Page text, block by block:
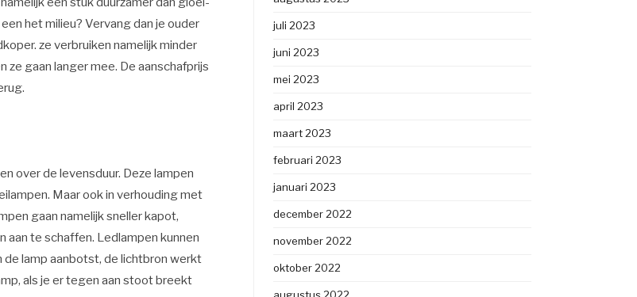
het milieu? Vervang dan je ouder
ze verbruiken namelijk minder
gaan langer mee. De aanschafprijs
over de levensduur. Deze lampen
Maar ook in verhouding met
gaan namelijk sneller kapot,
aan te schaffen. Ledlampen kunnen
lamp aanbotst, de lichtbron werkt
als je er tegen aan stoot breekt
juli 2023
juni 2023
mei 2023
april 2023
maart 2023
februari 2023
januari 2023
december 2022
november 2022
oktober 2022